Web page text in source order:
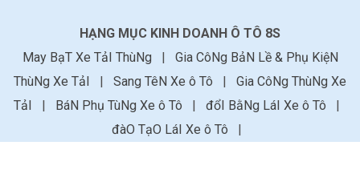
HẠNG MỤC KINH DOANH Ô TÔ 8S
May BạT Xe TảI ThùNg
| Gia CôNg BảN Lề & Phụ KiệN
ThùNg Xe TảI
| Sang TêN Xe ô Tô | Gia CôNg ThùNg Xe
TảI
| BáN Phụ TùNg Xe ô Tô | đổI BằNg LáI Xe ô Tô
|
đàO TạO LáI Xe ô Tô
|